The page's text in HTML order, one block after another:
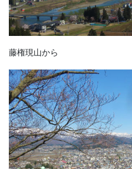
藤権現山から